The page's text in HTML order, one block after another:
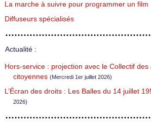
La marche à suivre pour programmer un film
Diffuseurs spécialisés
Actualité :
Hors-service : projection avec le Collectif des
citoyennes (Mercredi 1er juillet 2026)
L’Écran des droits : Les Balles du 14 juillet
2026)